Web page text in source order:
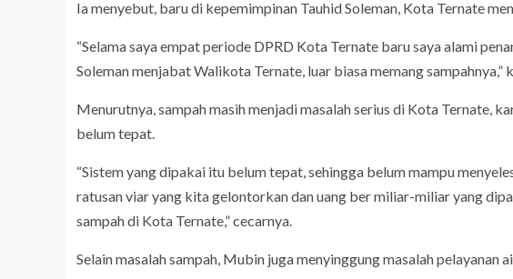
Ia menyebut, baru di kepemimpinan Tauhid Soleman, Kota Ternate
“Selama saya empat periode DPRD Kota Ternate baru saya alami
Soleman menjabat Walikota Ternate, luar biasa memang sampahnya,”
Menurutnya, sampah masih menjadi masalah serius di Kota Ternate,
belum tepat.
“Sistem yang dipakai itu belum tepat, sehingga belum mampu
ratusan viar yang kita gelontorkan dan uang ber miliar-miliar yang
sampah di Kota Ternate,” cecarnya.
Selain masalah sampah, Mubin juga menyinggung masalah pelayanan